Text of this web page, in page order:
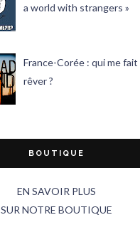
a world with strangers »
France-Corée : qui me fait
rêver ?
BOUTIQUE
EN SAVOIR PLUS
SUR NOTRE BOUTIQUE